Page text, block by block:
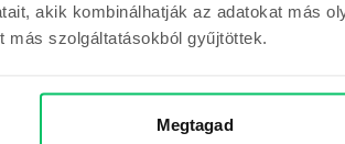
akik kombinálhatják az adatokat más
szolgáltatásokból gyűjtöttek.
Megtagad